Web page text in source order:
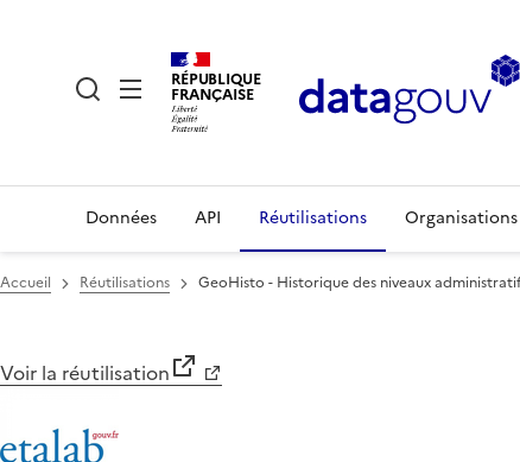
RÉPUBLIQUE
FRANÇAISE
Données API Réutilisations Organisations
Accueil Réutilisations GeoHisto - Historique des niveaux
Voir la réutilisation